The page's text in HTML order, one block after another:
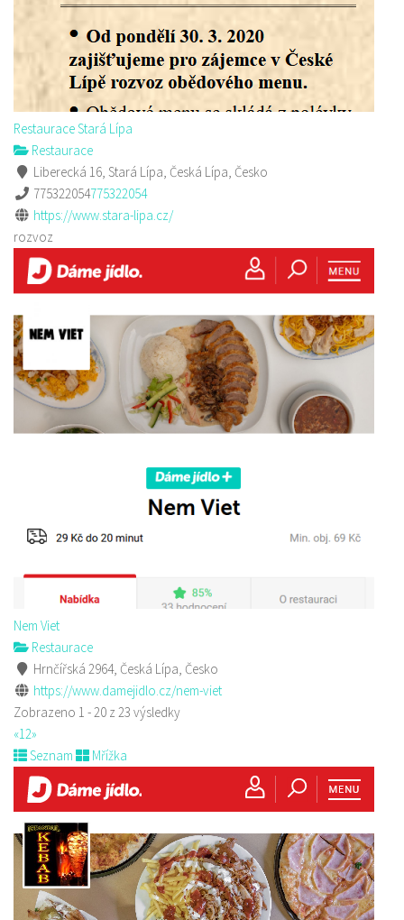
Restaurace Stará Lípa
Restaurace
Liberecká 16, Stará Lípa, Česká Lípa, Česko
775322054775322054
https://www.stara-lipa.cz/
rozvoz
Nem Viet
Restaurace
Hrnčířská 2964, Česká Lípa, Česko
https://www.damejidlo.cz/nem-viet
Zobrazeno 1 - 20 z 23 výsledky
«12»
Seznam
Mřížka